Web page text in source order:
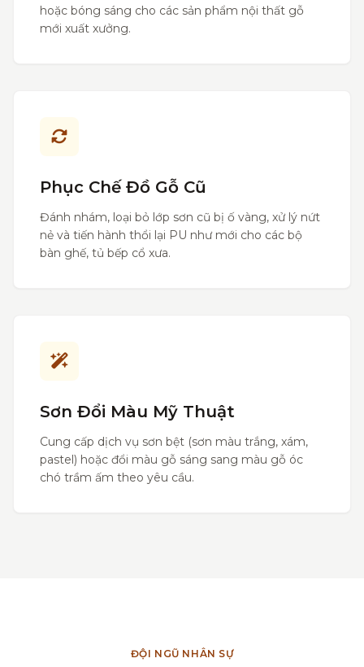
hoặc bóng sáng cho các sản phẩm nội thất gỗ
mới xuất xưởng.
Phục Chế Đồ Gỗ Cũ
Đánh nhám, loại bỏ lớp sơn cũ bị ố vàng, xử lý nứt
nẻ và tiến hành thổi lại PU như mới cho các bộ
bàn ghế, tủ bếp cổ xưa.
Sơn Đổi Màu Mỹ Thuật
Cung cấp dịch vụ sơn bệt (sơn màu trắng, xám,
pastel) hoặc đổi màu gỗ sáng sang màu gỗ óc
chó trầm ấm theo yêu cầu.
ĐỘI NGŨ NHÂN SỰ